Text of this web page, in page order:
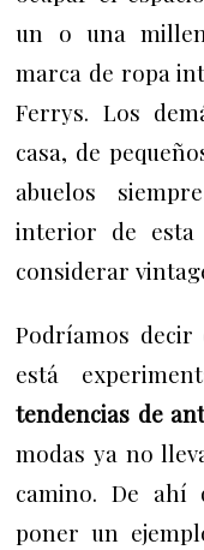
un o una
marca de ropa
Ferrys. Los
casa, de
abuelos
interior de esta
considerar
Podríamos decir
está
tendencias de
modas ya no
camino.De ahí
poner un